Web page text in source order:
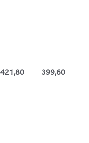
421,80 399,60